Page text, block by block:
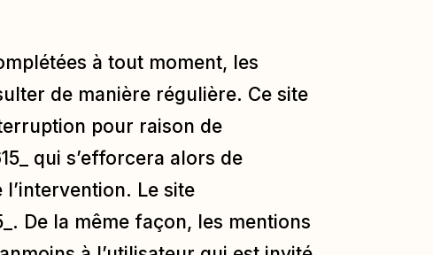
à tout moment, les
de manière régulière. Ce site
pour raison de
qui s’efforcera alors de
Le site
De la même façon, les mentions